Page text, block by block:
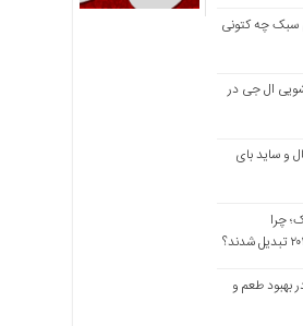
سبک چه کتونی
ال جی در
و ساید بای
چرا
بهبود طعم و